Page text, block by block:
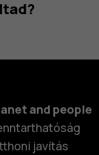
and people
javítás